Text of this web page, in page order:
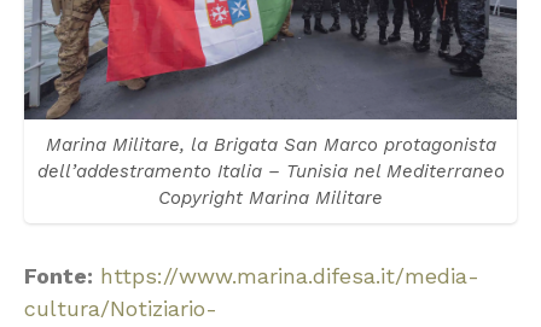
Marina Militare, la Brigata San Marco protagonista
dell’addestramento Italia – Tunisia nel Mediterraneo
Copyright Marina Militare
Fonte: https://www.marina.difesa.it/media-
cultura/Notiziario-